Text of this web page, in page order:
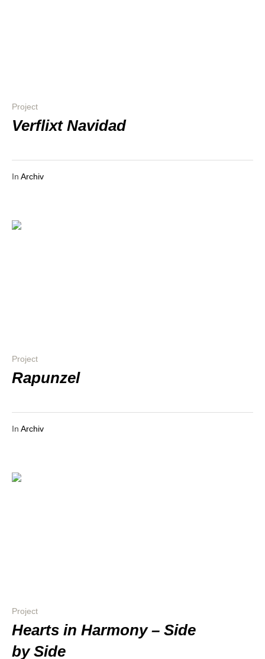
Project
Verflixt Navidad
In Archiv
Project
Rapun­zel
In Archiv
Project
Hearts in Har­mo­ny – Side
by Side